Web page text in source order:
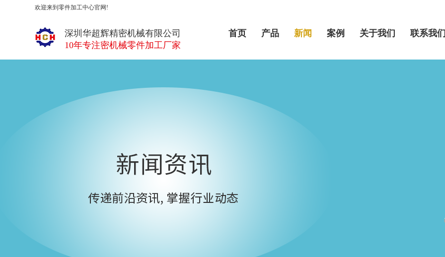
欢迎来到零件加工中心官网!
深圳华超辉精密机械有限公司
10年专注密机械零件加工厂家
首页 产品 新闻 案例 关于我们 联系我